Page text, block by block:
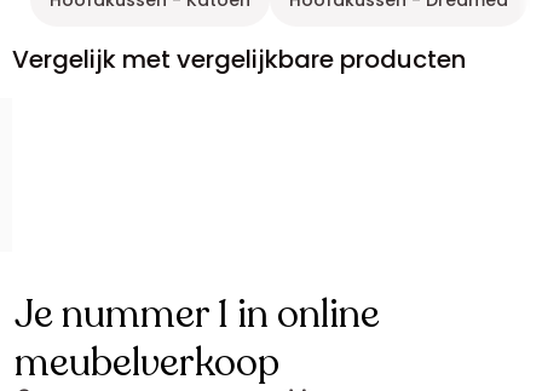
Vergelijk met vergelijkbare producten
Je nummer 1 in online
meubelverkoop